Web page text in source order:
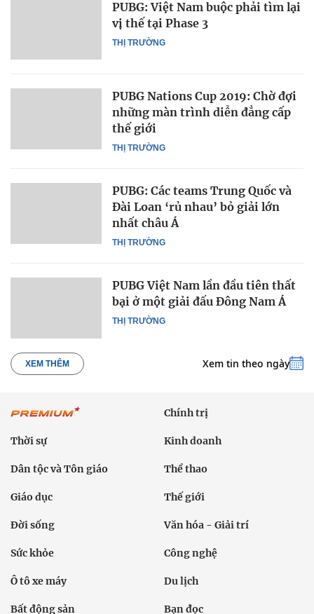
THỊ TRƯỜNG
PUBG: Việt Nam buộc phải tìm lại
vị thế tại Phase 3
THỊ TRƯỜNG
PUBG Nations Cup 2019: Chờ đợi
những màn trình diễn đẳng cấp
thế giới
THỊ TRƯỜNG
PUBG: Các teams Trung Quốc và
Đài Loan ‘rủ nhau’ bỏ giải lớn
nhất châu Á
THỊ TRƯỜNG
PUBG Việt Nam lần đầu tiên thất
bại ở một giải đấu Đông Nam Á
XEM THÊM Xem tin theo ngày
Chính trị
Thời sự Kinh doanh
Dân tộc và Tôn giáo Thể thao
Giáo dục Thế giới
Đời sống Văn hóa - Giải trí
Sức khỏe Công nghệ
Ô tô xe máy Du lịch
Bất động sản Bạn đọc